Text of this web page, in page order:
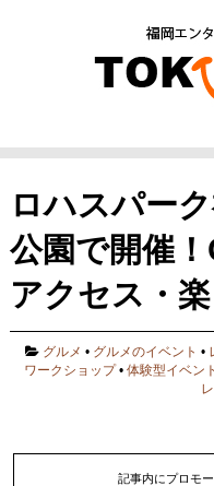
ロハスパー
公園で開催
アクセス・
グルメ • グルメのイベント •
ワークショップ•体験型イベント
記事内にプロモ